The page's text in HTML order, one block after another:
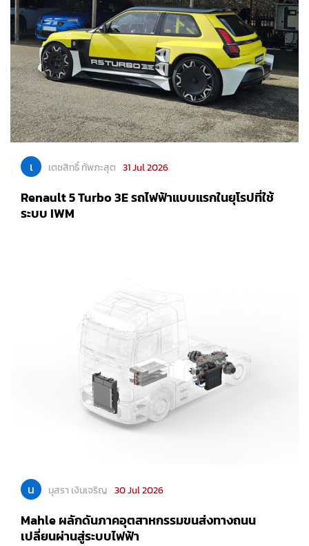
เ เตชสิทธิ์ ทัพภะสุต 31 Jul 2026
Renault 5 Turbo 3E รถไฟฟ้าแบบแรกในยุโรปที่ใช้
ระบบ IWM
น นุสรา เงินเจริญ 30 Jul 2026
Mahle ผลักดันภาคอุตสาหกรรมขนส่งทางถนน
เปลี่ยนผ่านสู่ระบบไฟฟ้า